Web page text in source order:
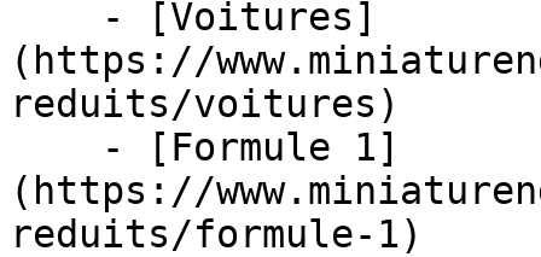
(https://
reduits/voitures)
(https://
reduits/formule-1)